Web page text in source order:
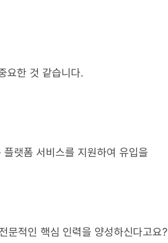
요한 것 같습니다.
랫폼 서비스를 지원하여 유입을
문적인 핵심 인력을 양성하신다고요?